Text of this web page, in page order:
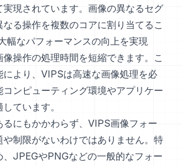
実現されています。画像の異なるセグ
なる操作を複数のコアに割り当てるこ
幅なパフォーマンスの向上を実現
像操作の処理時間を短縮できます。こ
により、VIPSは高速な画像処理を必
ンピューティング環境やアプリケー
ています。
るにもかかわらず、VIPS画像フォー
や制限がないわけではありません。特
、JPEGやPNGなどの一般的なフォー